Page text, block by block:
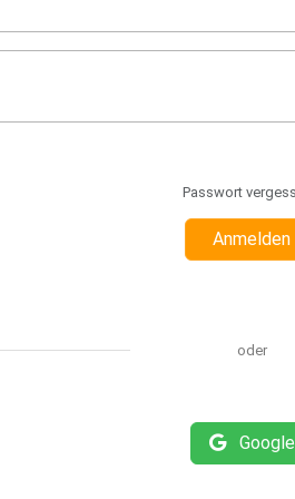
Passwort
Anmelden
oder
Google